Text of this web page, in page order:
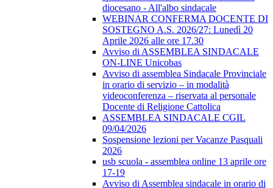
diocesano - All'albo sindacale
WEBINAR CONFERMA DOCENTE DI
SOSTEGNO A.S. 2026/27: Lunedì 20
Aprile 2026 alle ore 17.30
Avviso di ASSEMBLEA SINDACALE
ON-LINE Unicobas
Avviso di assemblea Sindacale Provinciale
in orario di servizio – in modalità
videoconferenza – riservata al personale
Docente di Religione Cattolica
ASSEMBLEA SINDACALE CGIL
09/04/2026
Sospensione lezioni per Vacanze Pasquali
2026
usb scuola - assemblea online 13 aprile ore
17-19
Avviso di Assemblea sindacale in orario di